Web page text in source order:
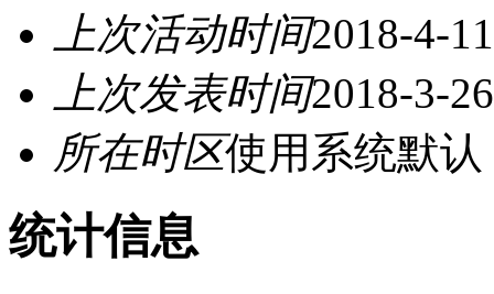
上次活动时间2018-4-
上次发表时间2018-3-
所在时区使用系统默认
统计信息